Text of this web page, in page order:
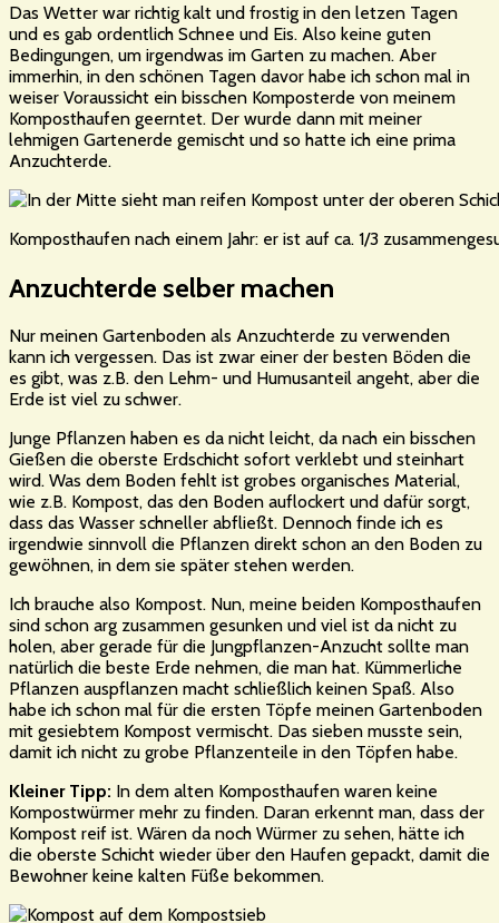
Das Wetter war richtig kalt und frostig in den letzen Tagen
und es gab ordentlich Schnee und Eis. Also keine guten
Bedingungen, um irgendwas im Garten zu machen. Aber
immerhin, in den schönen Tagen davor habe ich schon mal in
weiser Voraussicht ein bisschen Komposterde von meinem
Komposthaufen geerntet. Der wurde dann mit meiner
lehmigen Gartenerde gemischt und so hatte ich eine prima
Anzuchterde.
Komposthaufen nach einem Jahr: er ist auf ca. 1/3
Anzuchterde selber machen
Nur meinen Gartenboden als Anzuchterde zu verwenden
kann ich vergessen. Das ist zwar einer der besten Böden die
es gibt, was z.B. den Lehm- und Humusanteil angeht, aber die
Erde ist viel zu schwer.
Junge Pflanzen haben es da nicht leicht, da nach ein bisschen
Gießen die oberste Erdschicht sofort verklebt und steinhart
wird. Was dem Boden fehlt ist grobes organisches Material,
wie z.B. Kompost, das den Boden auflockert und dafür sorgt,
dass das Wasser schneller abfließt. Dennoch finde ich es
irgendwie sinnvoll die Pflanzen direkt schon an den Boden zu
gewöhnen, in dem sie später stehen werden.
Ich brauche also Kompost. Nun, meine beiden Komposthaufen
sind schon arg zusammen gesunken und viel ist da nicht zu
holen, aber gerade für die Jungpflanzen-Anzucht sollte man
natürlich die beste Erde nehmen, die man hat. Kümmerliche
Pflanzen auspflanzen macht schließlich keinen Spaß. Also
habe ich schon mal für die ersten Töpfe meinen Gartenboden
mit gesiebtem Kompost vermischt. Das sieben musste sein,
damit ich nicht zu grobe Pflanzenteile in den Töpfen habe.
Kleiner Tipp: In dem alten Komposthaufen waren keine
Kompostwürmer mehr zu finden. Daran erkennt man, dass der
Kompost reif ist. Wären da noch Würmer zu sehen, hätte ich
die oberste Schicht wieder über den Haufen gepackt, damit die
Bewohner keine kalten Füße bekommen.